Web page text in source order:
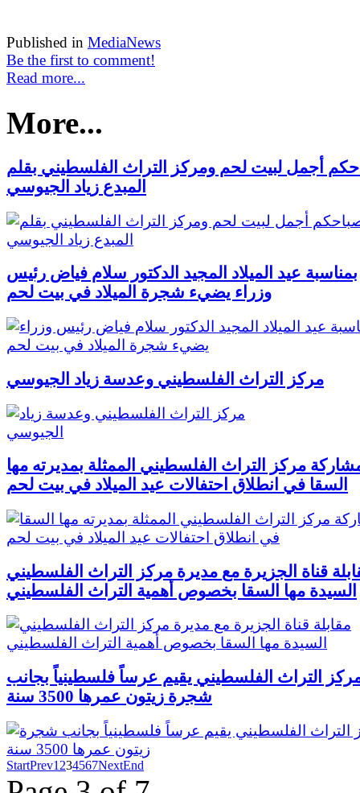
Published in MediaNews
Be the first to comment!
Read more...
More...
أجمل لبيت لحم ومركز التراث الفلسطيني بقلم
المبدع زياد الجيوسي
بمناسبة عيد الميلاد المجيد الدكتور سلام فياض رئيس
وزراء يضيء شجرة الميلاد في بيت لحم
مركز التراث الفلسطيني وعدسة زياد الجيوسي
مركز التراث الفلسطيني الممثلة بمديرته مها
السقا في انطلاق احتفالات عيد الميلاد في بيت لحم
قناة الجزيرة مع مديرة مركز التراث الفلسطيني
السيدة مها السقا بخصوص أهمية التراث الفلسطيني
التراث الفلسطيني يقيم عرساً فلسطينياً بجانب
شجرة زيتون عمرها 3500 سنة
StartPrev1 234567NextEnd